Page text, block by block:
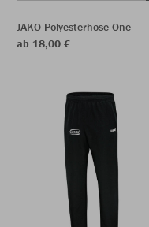
JAKO Polyesterhose One
ab 18,00 €